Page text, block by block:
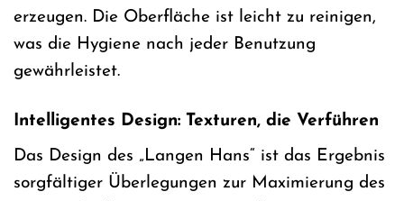
erzeugen. Die Oberfläche ist leicht zu reinigen,
was die Hygiene nach jeder Benutzung
gewährleistet.
Intelligentes Design: Texturen, die Verführen
Das Design des „Langen Hans“ ist das Ergebnis
sorgfältiger Überlegungen zur Maximierung des